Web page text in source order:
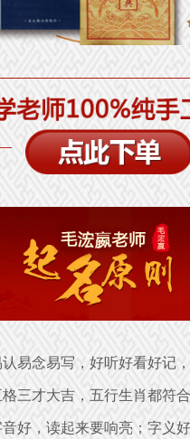
认易念易写，好听好看好记
格三才大吉，五行生肖都符
好，读起来要响亮；字义